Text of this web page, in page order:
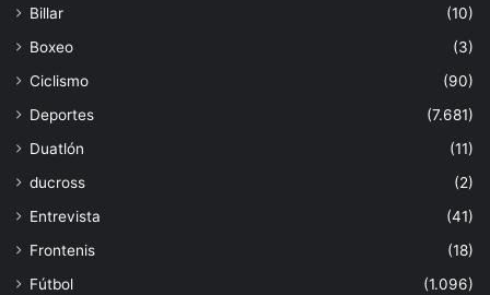
Billar
(10)
Boxeo
(3)
Ciclismo
(90)
Deportes
(7.681)
Duatlón
(11)
ducross
(2)
Entrevista
(41)
Frontenis
(18)
Fútbol
(1.096)